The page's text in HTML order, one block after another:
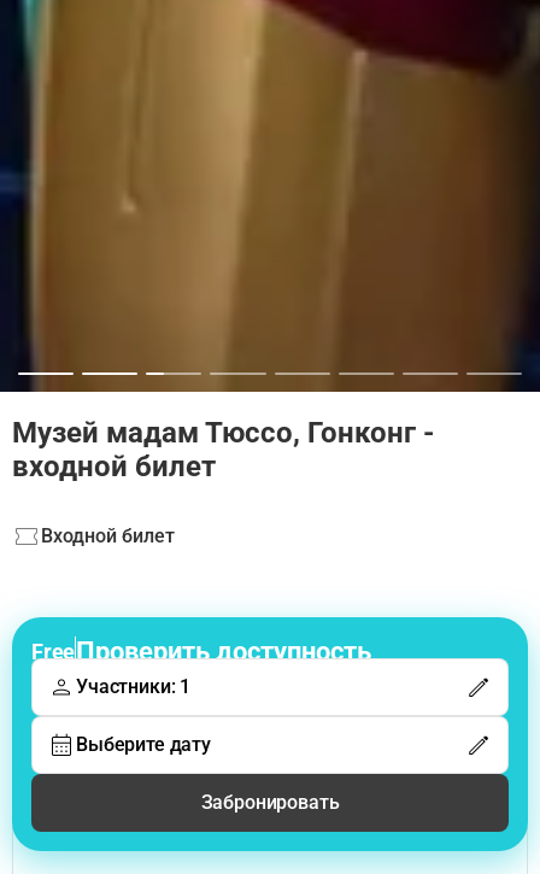
Музей мадам Тюссо, Гонконг -
входной билет
Входной билет
FreeПроверить доступность
Участники: 1
Выберите дату
Забронировать